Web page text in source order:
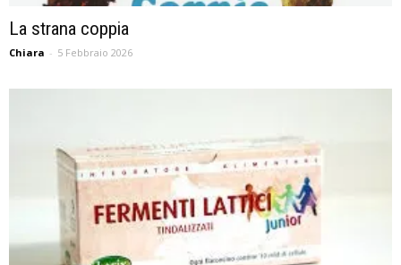
La strana coppia
Chiara - 5 Febbraio 2026